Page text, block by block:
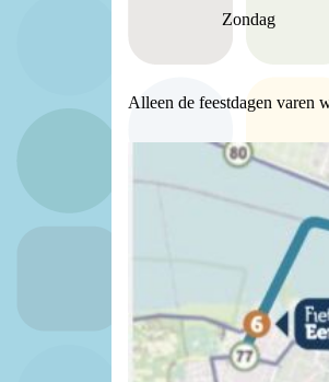
Zondag
Alleen de feestdagen varen